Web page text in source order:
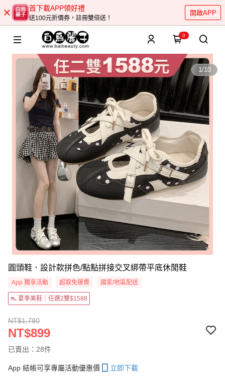
首下載APP領好禮
送100元折價券，註冊雙倍送！
開啟APP
0
1/10
圓頭鞋．設計款拼色/點點拼接交叉綁帶平底休閒鞋
App 獨享活動 超取免運費 國家/地區配送
👠 夏季美鞋｜任選2雙$1588
NT$1,780
NT$899
已賣出：28件
App 結帳可享專屬活動優惠價 立即下載